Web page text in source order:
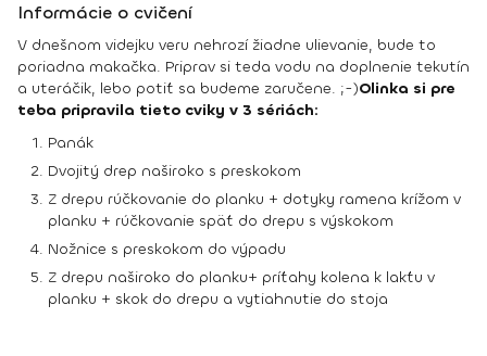
Informácie o cvičení
V dnešnom videjku veru nehrozí žiadne ulievanie, bude to
poriadna makačka. Priprav si teda vodu na doplnenie tekutín
a uteráčik, lebo potiť sa budeme zaručene. ;-)Olinka si pre
teba pripravila tieto cviky v 3 sériách:
Panák
Dvojitý drep naširoko s preskokom
Z drepu rúčkovanie do planku + dotyky ramena krížom v
planku + rúčkovanie späť do drepu s výskokom
Nožnice s preskokom do výpadu
Z drepu naširoko do planku+ príťahy kolena k lakťu v
planku + skok do drepu a vytiahnutie do stoja